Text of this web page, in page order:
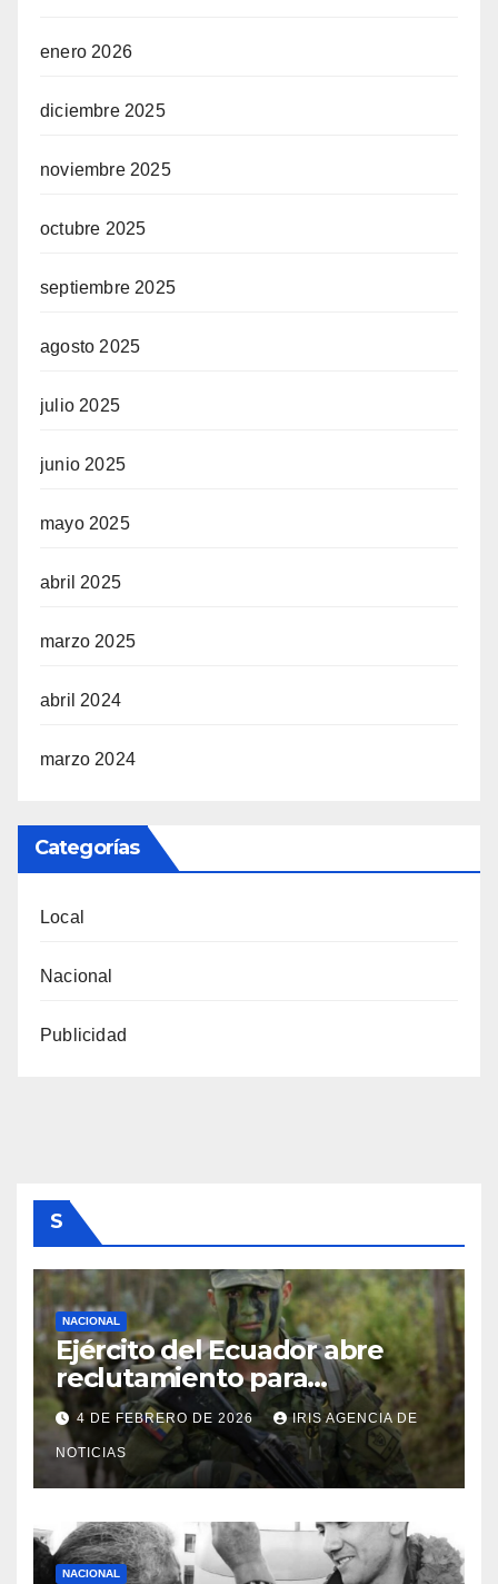
enero 2026
diciembre 2025
noviembre 2025
octubre 2025
septiembre 2025
agosto 2025
julio 2025
junio 2025
mayo 2025
abril 2025
marzo 2025
abril 2024
marzo 2024
Categorías
Local
Nacional
Publicidad
S
NACIONAL
Ejército del Ecuador abre
reclutamiento para
bachilleres a partir de este
viernes 6 de febrero
4 DE FEBRERO DE 2026 IRIS AGENCIA DE
NOTICIAS
NACIONAL